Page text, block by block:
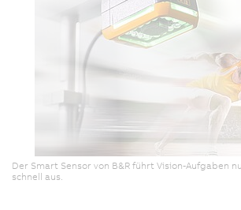
Der Smart Sensor von B&R führt Vision-Aufgaben
schnell aus.